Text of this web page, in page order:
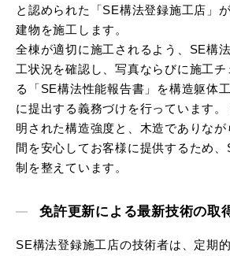
と認められた「SE構法登録施工店」
建物を施工します。
全棟が適切に施工されるよう、SE構
工状況を確認し、写真ならびに施工チ
る「SE構法性能報告書」を構造躯体
に提出する義務づけを行っています
明された構造強度と、木造でありな
間を安心してお客様に提供するため
制を整えています。
免許更新による最新技術の取
SE構法登録施工店の技術者は、定期